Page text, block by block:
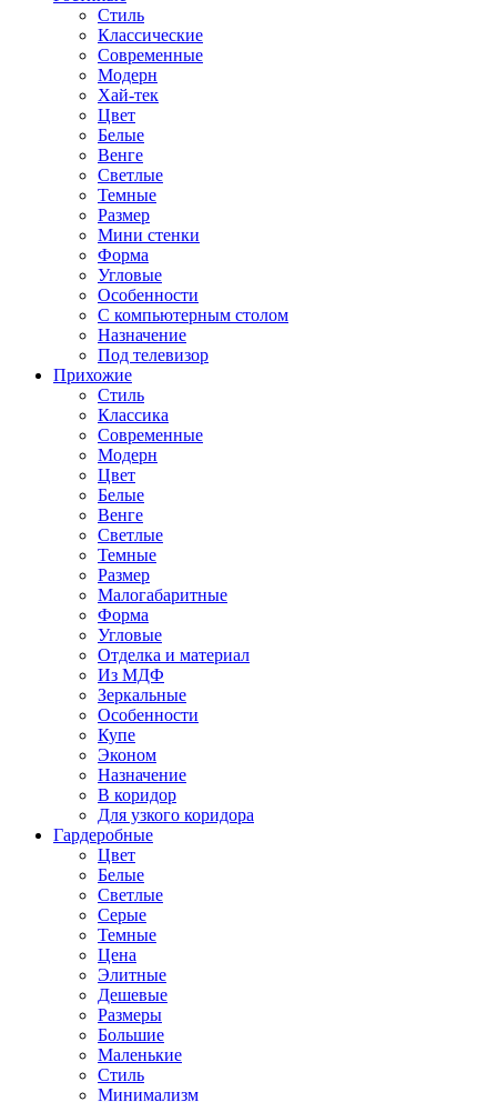
Стиль
Классические
Современные
Модерн
Хай-тек
Цвет
Белые
Венге
Светлые
Темные
Размер
Мини стенки
Форма
Угловые
Особенности
С компьютерным столом
Назначение
Под телевизор
Прихожие
Стиль
Классика
Современные
Модерн
Цвет
Белые
Венге
Светлые
Темные
Размер
Малогабаритные
Форма
Угловые
Отделка и материал
Из МДФ
Зеркальные
Особенности
Купе
Эконом
Назначение
В коридор
Для узкого коридора
Гардеробные
Цвет
Белые
Светлые
Серые
Темные
Цена
Элитные
Дешевые
Размеры
Большие
Маленькие
Стиль
Минимализм